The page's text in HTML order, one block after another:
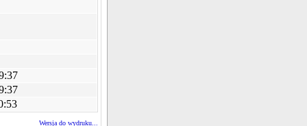
Wersja do wydruku...